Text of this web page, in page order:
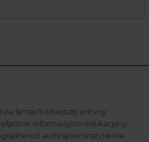
łamach niniejszej witryny
informacyjno-edukacyjny,
ich autora/ów oraz nie nie